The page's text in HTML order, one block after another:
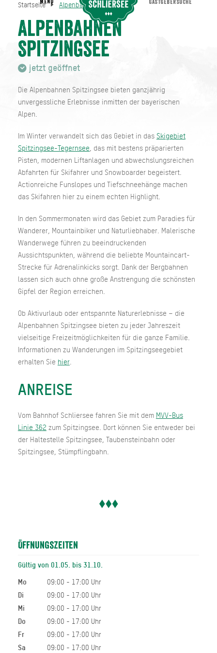
Startseite Alpenbahnen Spitzingsee
Alpenbahnen
Spitzingsee
jetzt geöffnet
Die Alpenbahnen Spitzingsee bieten ganzjährig
unvergessliche Erlebnisse inmitten der bayerischen
Alpen.
Im Winter verwandelt sich das Gebiet in das Skigebiet
Spitzingsee-Tegernsee, das mit bestens präparierten
Pisten, modernen Liftanlagen und abwechslungsreichen
Abfahrten für Skifahrer und Snowboarder begeistert.
Actionreiche Funslopes und Tiefschneehänge machen
das Skifahren hier zu einem echten Highlight.
In den Sommermonaten wird das Gebiet zum Paradies für
Wanderer, Mountainbiker und Naturliebhaber. Malerische
Wanderwege führen zu beeindruckenden
Aussichtspunkten, während die beliebte Mountaincart-
Strecke für Adrenalinkicks sorgt. Dank der Bergbahnen
lassen sich auch ohne große Anstrengung die schönsten
Gipfel der Region erreichen.
Ob Aktivurlaub oder entspannte Naturerlebnisse – die
Alpenbahnen Spitzingsee bieten zu jeder Jahreszeit
vielseitige Freizeitmöglichkeiten für die ganze Familie.
Informationen zu Wanderungen im Spitzingseegebiet
erhalten Sie hier.
ANREISE
Vom Bahnhof Schliersee fahren Sie mit dem MVV-Bus
Linie 362 zum Spitzingsee. Dort können Sie entweder bei
der Haltestelle Spitzingsee, Taubensteinbahn oder
Spitzingsee, Stümpflingbahn.
Öffnungszeiten
Gültig von 01.05. bis 31.10.
Mo
09:00 - 17:00 Uhr
Di
09:00 - 17:00 Uhr
Mi
09:00 - 17:00 Uhr
Do
09:00 - 17:00 Uhr
Fr
09:00 - 17:00 Uhr
Sa
09:00 - 17:00 Uhr
Startseite Alpenbahnen Spitzingsee
MENU GASTGEBERSUCHE